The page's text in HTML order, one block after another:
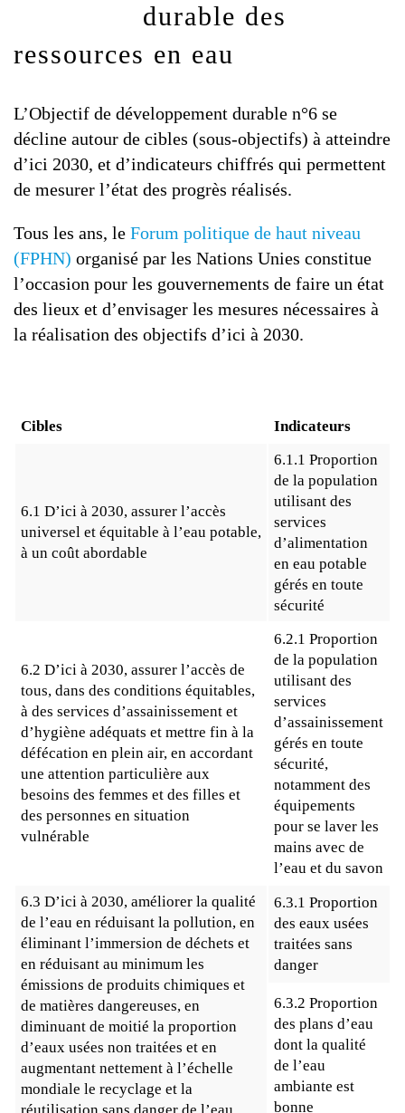
durable des
ressources en eau
L’Objectif de développement durable n°6 se
décline autour de cibles (sous-objectifs) à atteindre
d’ici 2030, et d’indicateurs chiffrés qui permettent
de mesurer l’état des progrès réalisés.
Tous les ans, le Forum politique de haut niveau
(FPHN) organisé par les Nations Unies constitue
l’occasion pour les gouvernements de faire un état
des lieux et d’envisager les mesures nécessaires à
la réalisation des objectifs d’ici à 2030.
Cibles Indicateurs
6.1 D’ici à 2030, assurer l’accès
universel et équitable à l’eau potable,
à un coût abordable
6.1.1 Proportion
de la population
utilisant des
services
d’alimentation
en eau potable
gérés en toute
sécurité
6.2 D’ici à 2030, assurer l’accès de
tous, dans des conditions équitables,
à des services d’assainissement et
d’hygiène adéquats et mettre fin à la
défécation en plein air, en accordant
une attention particulière aux
besoins des femmes et des filles et
des personnes en situation
vulnérable
6.2.1 Proportion
de la population
utilisant des
services
d’assainissement
gérés en toute
sécurité,
notamment des
équipements
pour se laver les
mains avec de
l’eau et du savon
6.3 D’ici à 2030, améliorer la qualité
de l’eau en réduisant la pollution, en
éliminant l’immersion de déchets et
en réduisant au minimum les
émissions de produits chimiques et
de matières dangereuses, en
diminuant de moitié la proportion
d’eaux usées non traitées et en
augmentant nettement à l’échelle
mondiale le recyclage et la
6.3.1 Proportion
des eaux usées
traitées sans
danger
6.3.2 Proportion
des plans d’eau
dont la qualité
de l’eau
ambiante est
bonne